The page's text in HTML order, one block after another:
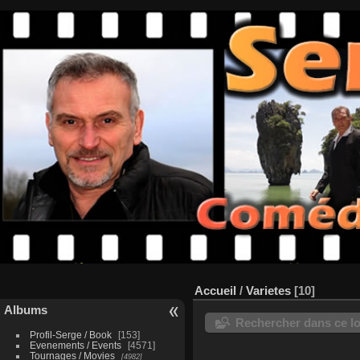
Albums
Profil-Serge / Book
153
Evenements / Events
4571
Tournages / Movies
4982
Accueil / Varietes 10
Rechercher dans ce